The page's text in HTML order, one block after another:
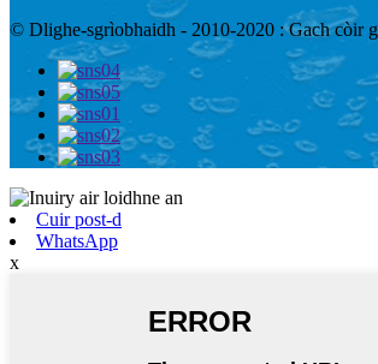
© Dlighe-sgrìobhaidh - 2010-2020 : Gach còir
Cuir post-d
WhatsApp
x